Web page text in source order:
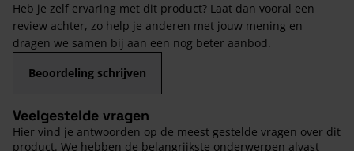
Heb je zelf ervaring met dit product? Laat dan vooral een
review achter, zo help je anderen met jouw mening en
dragen we samen bij aan een nog beter aanbod.
Beoordeling schrijven
Veelgestelde vragen
Hier vind je antwoorden op de meest gestelde vragen over dit
product. We hebben de belangrijkste onderwerpen alvast